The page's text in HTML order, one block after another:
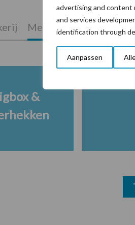
advertising and content
and services
identification through
Aanpassen
Melkveebedrijf
&